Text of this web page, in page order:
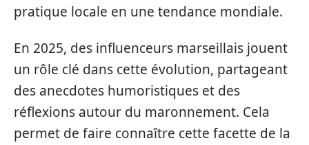
pratique locale en une tendance mondiale.
En 2025, des influenceurs marseillais jouent
un rôle clé dans cette évolution, partageant
des anecdotes humoristiques et des
réflexions autour du maronnement. Cela
permet de faire connaître cette facette de la